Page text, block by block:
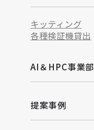
キッティング
各種検証機貸出
AI＆HPC事業部
提案事例